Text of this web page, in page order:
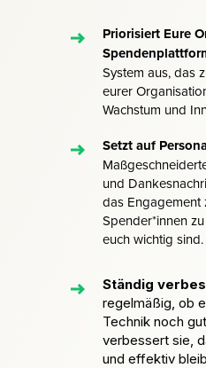
Priorisiert Eure
System aus, das
eurer
Wachstum und
Setzt auf
und
das Engagement
Spender*innen
euch wichtig sind.
Ständig
regelmäßig, ob
Technik noch
verbessert sie,
und effektiv